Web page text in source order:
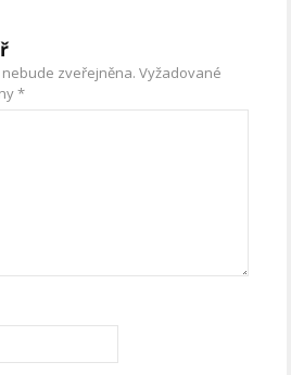
zveřejněna. Vyžadované
*